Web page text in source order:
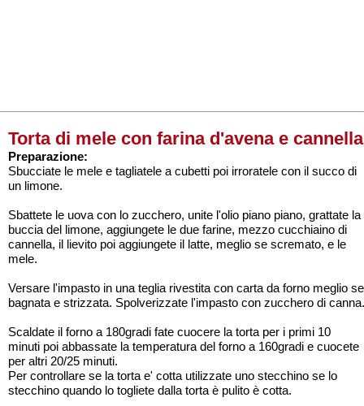
Torta di mele con farina d'avena e cannella
Preparazione:
Sbucciate le mele e tagliatele a cubetti poi irroratele con il succo di
un limone.
Sbattete le uova con lo zucchero, unite l'olio piano piano, grattate la
buccia del limone, aggiungete le due farine, mezzo cucchiaino di
cannella, il lievito poi aggiungete il latte, meglio se scremato, e le
mele.
Versare l'impasto in una teglia rivestita con carta da forno meglio se
bagnata e strizzata. Spolverizzate l'impasto con zucchero di canna.
Scaldate il forno a 180gradi fate cuocere la torta per i primi 10
minuti poi abbassate la temperatura del forno a 160gradi e cuocete
per altri 20/25 minuti.
Per controllare se la torta e' cotta utilizzate uno stecchino se lo
stecchino quando lo togliete dalla torta è pulito è cotta.